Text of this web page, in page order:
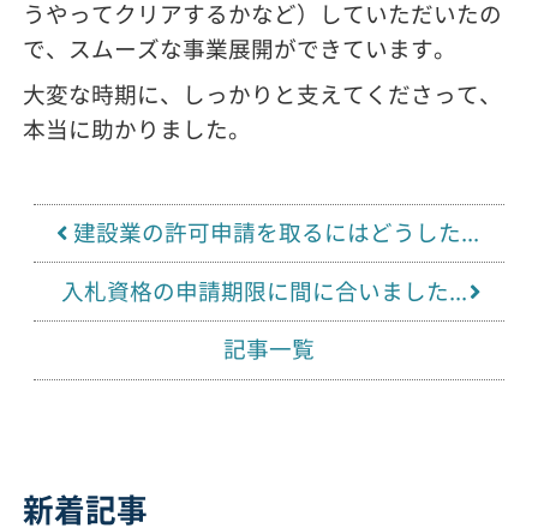
うやってクリアするかなど）していただいたの
で、スムーズな事業展開ができています。
大変な時期に、しっかりと支えてくださって、
本当に助かりました。
建設業の許可申請を取るにはどうした...
記事一覧
入札資格の申請期限に間に合いました...
新着記事